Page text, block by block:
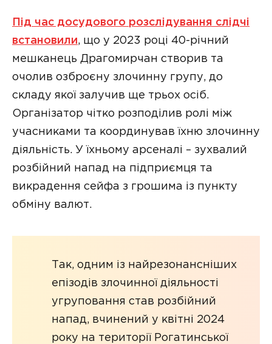
Під час досудового розслідування слідчі
встановили, що у 2023 році 40-річний
мешканець Драгомирчан створив та
очолив озброєну злочинну групу, до
складу якої залучив ще трьох осіб.
Організатор чітко розподілив ролі між
учасниками та координував їхню злочинну
діяльність. У їхньому арсеналі – зухвалий
розбійний напад на підприємця та
викрадення сейфа з грошима із пункту
обміну валют.
Так, одним із найрезонансніших
епізодів злочинної діяльності
угруповання став розбійний
напад, вчинений у квітні 2024
року на території Рогатинської